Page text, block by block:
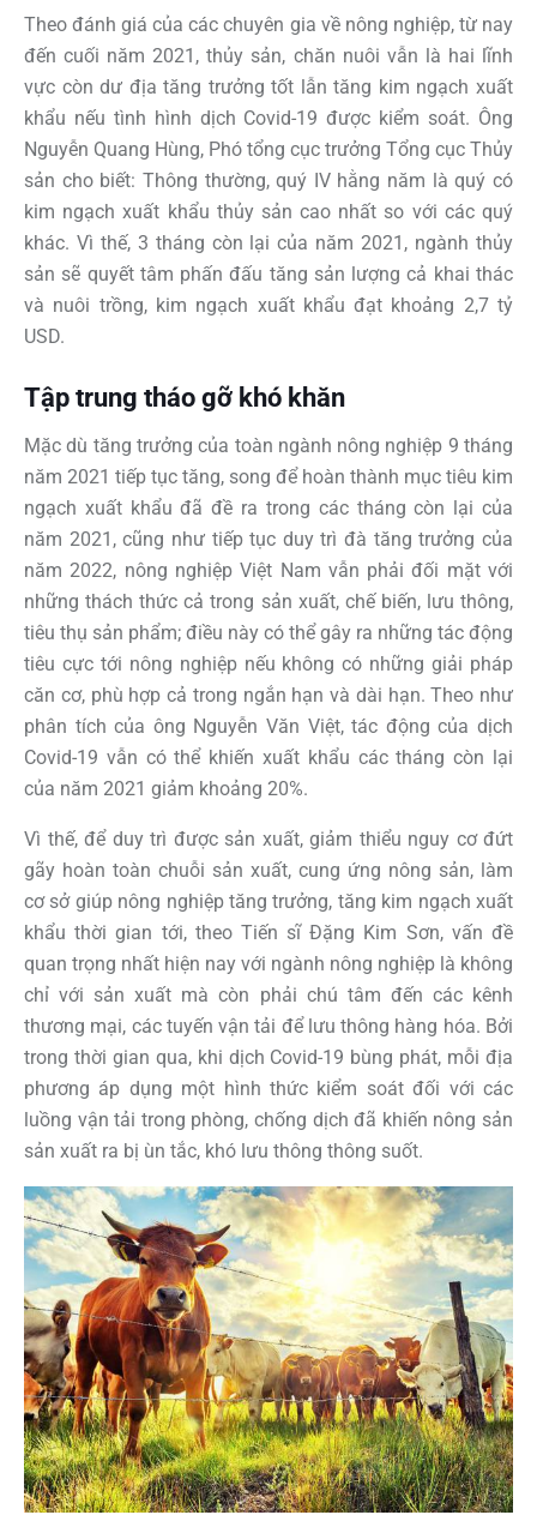
Theo đánh giá của các chuyên gia về nông nghiệp, từ nay
đến cuối năm 2021, thủy sản, chăn nuôi vẫn là hai lĩnh
vực còn dư địa tăng trưởng tốt lẫn tăng kim ngạch xuất
khẩu nếu tình hình dịch Covid-19 được kiểm soát. Ông
Nguyễn Quang Hùng, Phó tổng cục trưởng Tổng cục Thủy
sản cho biết: Thông thường, quý IV hằng năm là quý có
kim ngạch xuất khẩu thủy sản cao nhất so với các quý
khác. Vì thế, 3 tháng còn lại của năm 2021, ngành thủy
sản sẽ quyết tâm phấn đấu tăng sản lượng cả khai thác
và nuôi trồng, kim ngạch xuất khẩu đạt khoảng 2,7 tỷ
USD.
Tập trung tháo gỡ khó khăn
Mặc dù tăng trưởng của toàn ngành nông nghiệp 9 tháng
năm 2021 tiếp tục tăng, song để hoàn thành mục tiêu kim
ngạch xuất khẩu đã đề ra trong các tháng còn lại của
năm 2021, cũng như tiếp tục duy trì đà tăng trưởng của
năm 2022, nông nghiệp Việt Nam vẫn phải đối mặt với
những thách thức cả trong sản xuất, chế biến, lưu thông,
tiêu thụ sản phẩm; điều này có thể gây ra những tác động
tiêu cực tới nông nghiệp nếu không có những giải pháp
căn cơ, phù hợp cả trong ngắn hạn và dài hạn. Theo như
phân tích của ông Nguyễn Văn Việt, tác động của dịch
Covid-19 vẫn có thể khiến xuất khẩu các tháng còn lại
của năm 2021 giảm khoảng 20%.
Vì thế, để duy trì được sản xuất, giảm thiểu nguy cơ đứt
gãy hoàn toàn chuỗi sản xuất, cung ứng nông sản, làm
cơ sở giúp nông nghiệp tăng trưởng, tăng kim ngạch xuất
khẩu thời gian tới, theo Tiến sĩ Đặng Kim Sơn, vấn đề
quan trọng nhất hiện nay với ngành nông nghiệp là không
chỉ với sản xuất mà còn phải chú tâm đến các kênh
thương mại, các tuyến vận tải để lưu thông hàng hóa. Bởi
trong thời gian qua, khi dịch Covid-19 bùng phát, mỗi địa
phương áp dụng một hình thức kiểm soát đối với các
luồng vận tải trong phòng, chống dịch đã khiến nông sản
sản xuất ra bị ùn tắc, khó lưu thông thông suốt.